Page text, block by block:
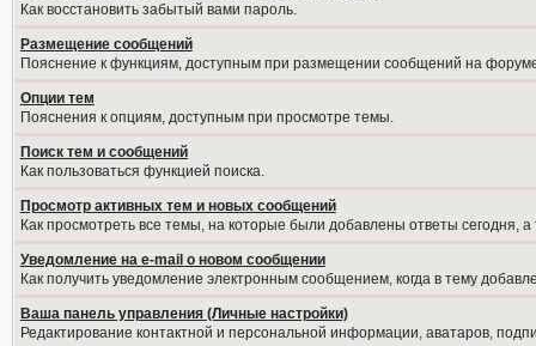
Как восстановить забытый вами пароль.
Размещение сообщений
Пояснение к функциям, доступным при размещении сообщений на
Опции тем
Пояснения к опциям, доступным при просмотре темы.
Поиск тем и сообщений
Как пользоваться функцией поиска.
Просмотр активных тем и новых сообщений
Как просмотреть все темы, на которые были добавлены ответы сегодня,
Уведомление на е-mail о новом сообщении
Как получить уведомление электронным сообщением, когда в тему
Ваша панель управления (Личные настройки)
Редактирование контактной и персональной информации, аватаров,